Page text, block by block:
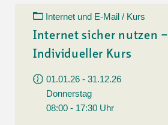
Internet und E-Mail / Kurs
Internet sicher nutzen –
Individueller Kurs
01.01.26 - 31.12.26
Donnerstag
08:00 - 17:30 Uhr